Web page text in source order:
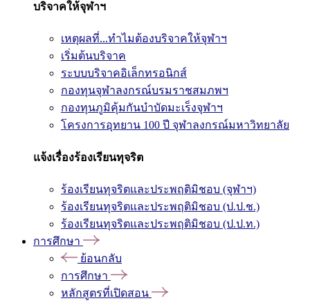
บริจาคให้จุฬาฯ
เหตุผลที่...ทำไมต้องบริจาคให้จุฬาฯ
เริ่มต้นบริจาค
ระบบบริจาคอิเล็กทรอนิกส์
กองทุนจุฬาลงกรณ์บรมราชสมภพฯ
กองทุนภูมิคุ้มกันบำบัดมะเร็งจุฬาฯ
โครงการอุทยาน 100 ปี จุฬาลงกรณ์มหาวิทยาลัย
แจ้งเรื่องร้องเรียนทุจริต
ร้องเรียนทุจริตและประพฤติมิชอบ (จุฬาฯ)
ร้องเรียนทุจริตและประพฤติมิชอบ (ป.ป.ช.)
ร้องเรียนทุจริตและประพฤติมิชอบ (ป.ป.ท.)
การศึกษา
ย้อนกลับ
การศึกษา
หลักสูตรที่เปิดสอน